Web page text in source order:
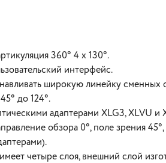
360° 4 x 130°.
интерфейс.
широкую линейку
до 124°.
адаптерами XLG3, XLVU и
обзора 0°, поле зрения
четыре слоя, внешний слой